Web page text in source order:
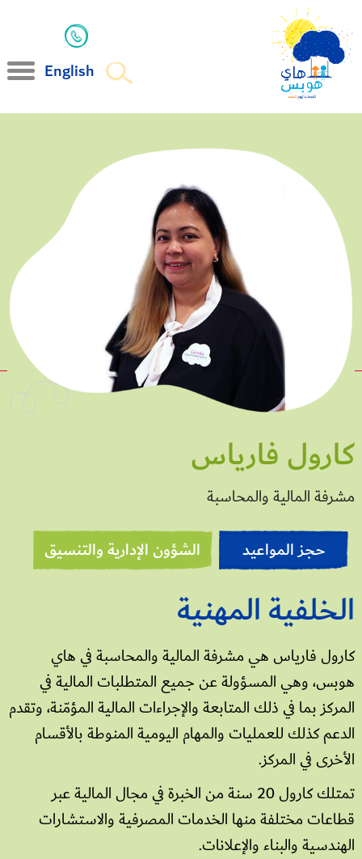
English
كارول فارياس
مشرفة المالية والمحاسبة
حجز المواعيد الشؤون الإدارية والتنسيق
الخلفية المهنية
كارول فارياس هي مشرفة المالية والمحاسبة في هاي
هوبس، وهي المسؤولة عن جميع المتطلبات المالية في
المركز بما في ذلك المتابعة والإجراءات المالية المؤمّنة، وتقدم
الدعم كذلك للعمليات والمهام اليومية المنوطة بالأقسام
الأخرى في المركز.
تمتلك كارول 20 سنة من الخبرة في مجال المالية عبر
قطاعات مختلفة منها الخدمات المصرفية والاستشارات
الهندسية والبناء والإعلانات.